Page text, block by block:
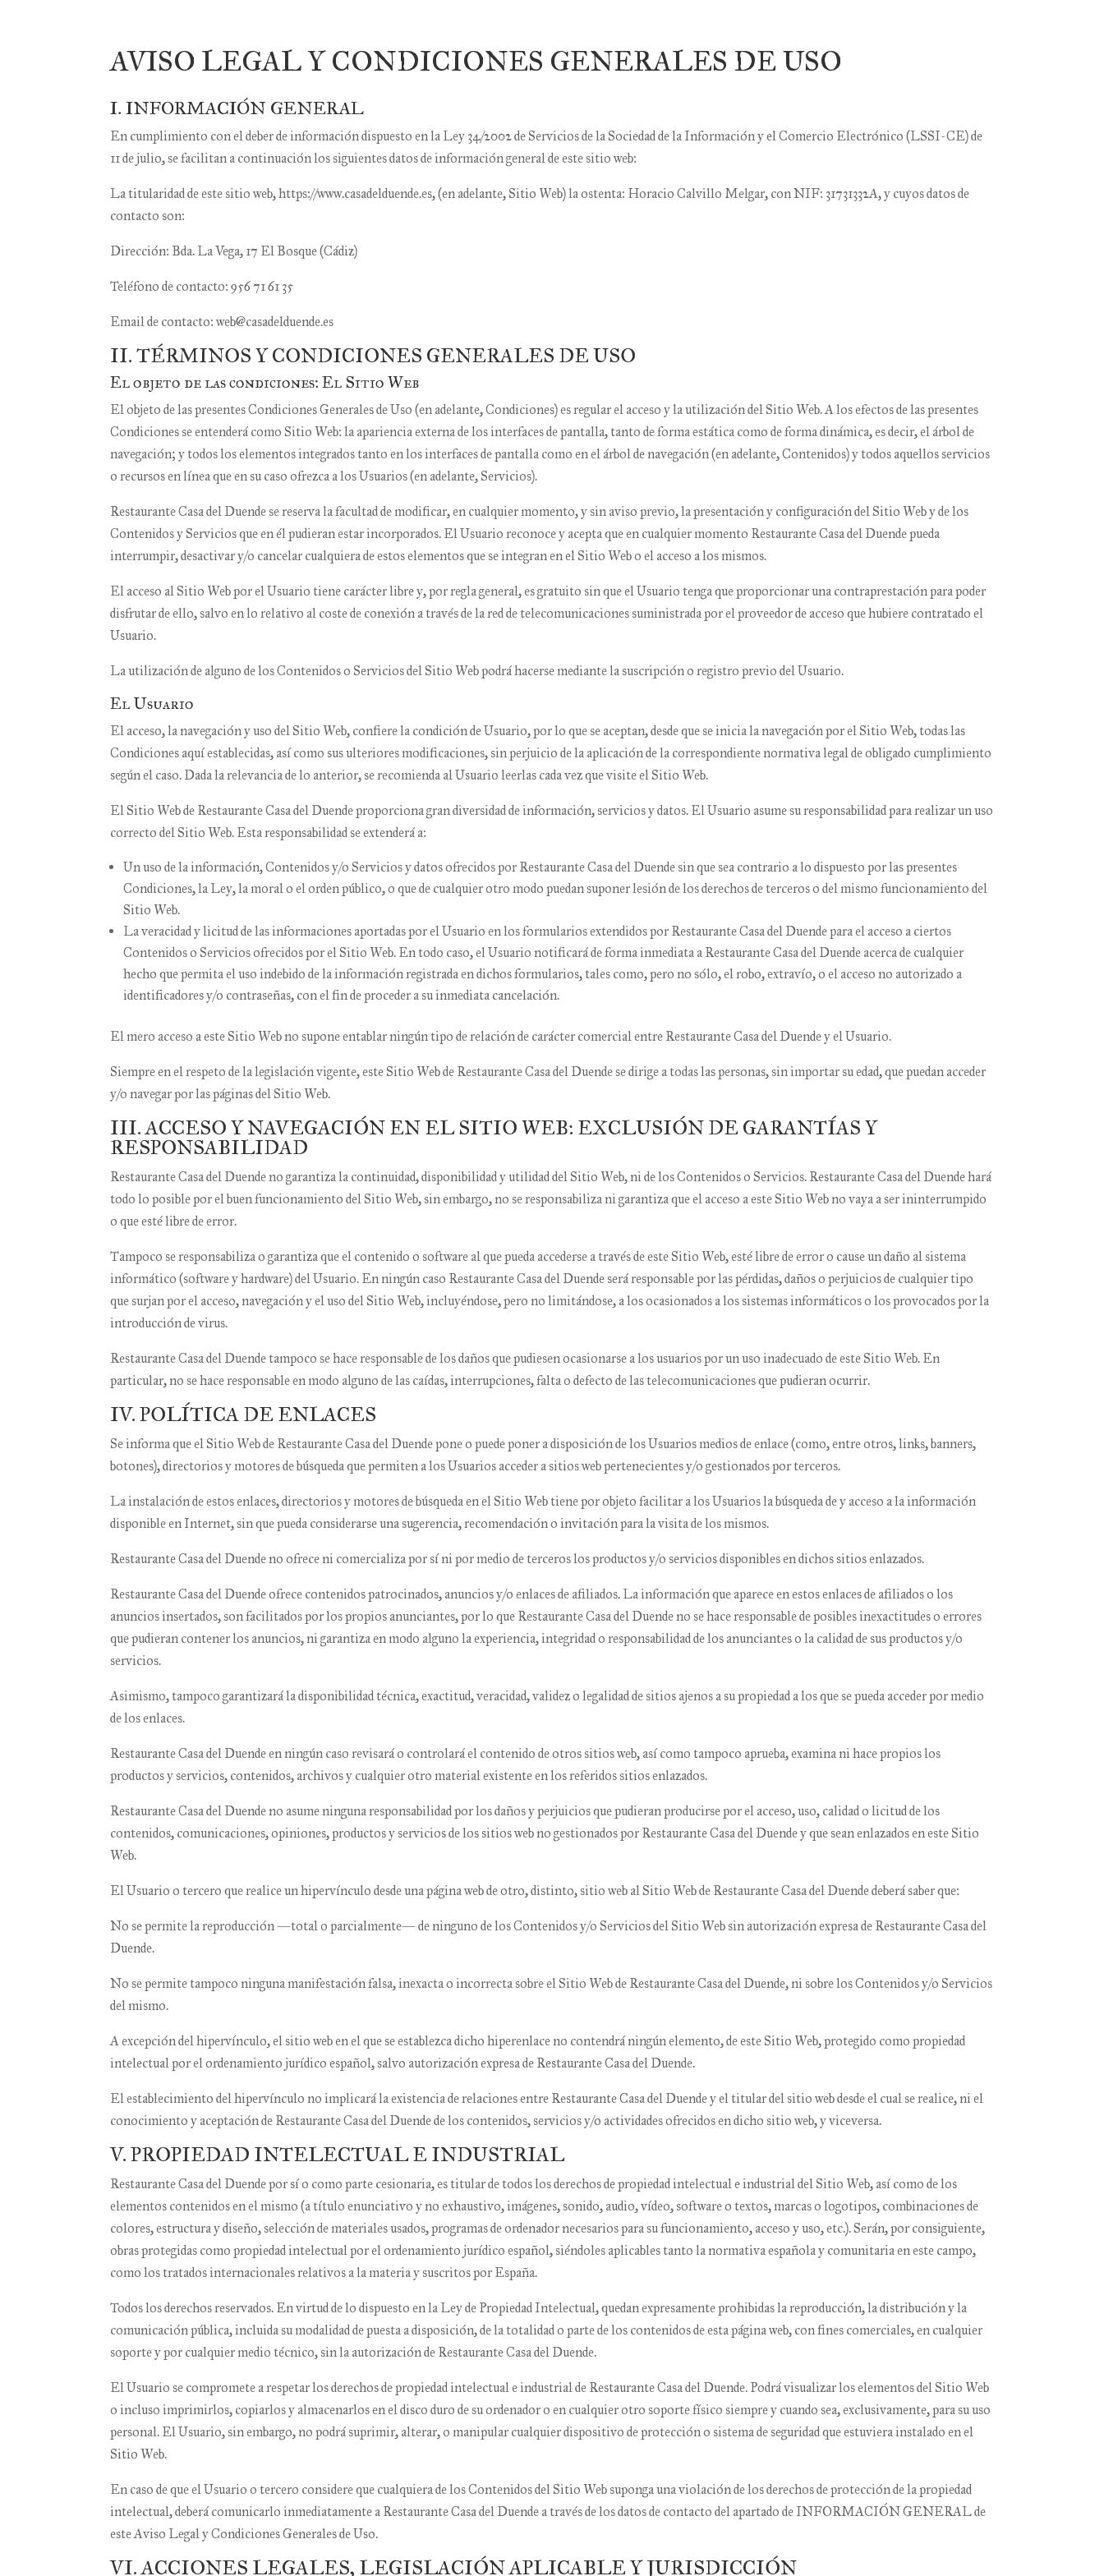
AVISO LEGAL Y CONDICIONES GENERALES DE USO
I. INFORMACIÓN GENERAL
En cumplimiento con el deber de información dispuesto en la Ley 34/2002 de Servicios de la Sociedad de la Información y el Comercio Electrónico (LSSI-CE) de
11 de julio, se facilitan a continuación los siguientes datos de información general de este sitio web:
La titularidad de este sitio web,https://www.casadelduende.es, (en adelante, Sitio Web) la ostenta: Horacio Calvillo Melgar, con NIF: 31731332A, y cuyos datos de
contacto son:
Dirección:Bda. La Vega, 17 El Bosque (Cádiz)
Teléfono de contacto:956 71 61 35
Email de contacto:web@casadelduende.es
II. TÉRMINOS Y CONDICIONES GENERALES DE USO
El objeto de las condiciones: El Sitio Web
El objeto de las presentes Condiciones Generales de Uso (en adelante, Condiciones) es regular el acceso y la utilización del Sitio Web. A los efectos de las presentes
Condiciones se entenderá como Sitio Web: la apariencia externa de los interfaces de pantalla, tanto de forma estática como de forma dinámica, es decir, el árbol de
navegación; y todos los elementos integrados tanto en los interfaces de pantalla como en el árbol de navegación (en adelante, Contenidos) y todos aquellos servicios
o recursos en línea que en su caso ofrezca a los Usuarios (en adelante, Servicios).
Restaurante Casa del Duende se reserva la facultad de modificar, en cualquier momento, y sin aviso previo, la presentación y configuración del Sitio Web y de los
Contenidos y Servicios que en él pudieran estar incorporados. El Usuario reconoce y acepta que en cualquier momento Restaurante Casa del Duendepueda
interrumpir, desactivar y/o cancelar cualquiera de estos elementos que se integran en el Sitio Web o el acceso a los mismos.
El acceso al Sitio Web por el Usuario tiene carácter libre y, por regla general, es gratuito sin que el Usuario tenga que proporcionar una contraprestación para poder
disfrutar de ello, salvo en lo relativo al coste de conexión a través de la red de telecomunicaciones suministrada por el proveedor de acceso que hubiere contratado el
Usuario.
La utilización de alguno de los Contenidos o Servicios del Sitio Web podrá hacerse mediante la suscripción o registro previo del Usuario.
El Usuario
El acceso, la navegación y uso del Sitio Web, confiere la condición de Usuario, por lo que se aceptan, desde que se inicia la navegación por el Sitio Web, todas las
Condiciones aquí establecidas, así como sus ulteriores modificaciones, sin perjuicio de la aplicación de la correspondiente normativa legal de obligado cumplimiento
según el caso. Dada la relevancia de lo anterior, se recomienda al Usuario leerlas cada vez que visite el Sitio Web.
El Sitio Web de Restaurante Casa del Duendeproporciona gran diversidad de información, servicios y datos. El Usuario asume su responsabilidad para realizar un uso
correcto del Sitio Web. Esta responsabilidad se extenderá a:
Un uso de la información, Contenidos y/o Servicios y datos ofrecidos por Restaurante Casa del Duende sin que sea contrario a lo dispuesto por las presentes
Condiciones, la Ley, la moral o el orden público, o que de cualquier otro modo puedan suponer lesión de los derechos de terceros o del mismo funcionamiento del
Sitio Web.
La veracidad y licitud de las informaciones aportadas por el Usuario en los formularios extendidos por Restaurante Casa del Duendepara el acceso a ciertos
Contenidos o Servicios ofrecidos por el Sitio Web. En todo caso, el Usuario notificará de forma inmediata a Restaurante Casa del Duende acerca de cualquier
hecho que permita el uso indebido de la información registrada en dichos formularios, tales como, pero no sólo, el robo, extravío, o el acceso no autorizado a
identificadores y/o contraseñas, con el fin de proceder a su inmediata cancelación.
El mero acceso a este Sitio Web no supone entablar ningún tipo de relación de carácter comercial entre Restaurante Casa del Duendey el Usuario.
Siempre en el respeto de la legislación vigente, este Sitio Web de Restaurante Casa del Duende se dirige a todas las personas, sin importar su edad, que puedan acceder
y/o navegar por las páginas del Sitio Web.
III. ACCESO Y NAVEGACIÓN EN EL SITIO WEB: EXCLUSIÓN DE GARANTÍAS Y
RESPONSABILIDAD
Restaurante Casa del Duendeno garantiza la continuidad, disponibilidad y utilidad del Sitio Web, ni de los Contenidos o Servicios. Restaurante Casa del Duendehará
todo lo posible por el buen funcionamiento del Sitio Web, sin embargo, no se responsabiliza ni garantiza que el acceso a este Sitio Web no vaya a ser ininterrumpido
o que esté libre de error.
Tampoco se responsabiliza o garantiza que el contenido o software al que pueda accederse a través de este Sitio Web, esté libre de error o cause un daño al sistema
informático (software y hardware) del Usuario. En ningún caso Restaurante Casa del Duende será responsable por las pérdidas, daños o perjuicios de cualquier tipo
que surjan por el acceso, navegación y el uso del Sitio Web, incluyéndose, pero no limitándose, a los ocasionados a los sistemas informáticos o los provocados por la
introducción de virus.
Restaurante Casa del Duende tampoco se hace responsable de los daños que pudiesen ocasionarse a los usuarios por un uso inadecuado de este Sitio Web. En
particular, no se hace responsable en modo alguno de las caídas, interrupciones, falta o defecto de las telecomunicaciones que pudieran ocurrir.
IV. POLÍTICA DE ENLACES
Se informa que el Sitio Web de Restaurante Casa del Duendepone o puede poner a disposición de los Usuarios medios de enlace (como, entre otros, links, banners,
botones), directorios y motores de búsqueda que permiten a los Usuarios acceder a sitios web pertenecientes y/o gestionados por terceros.
La instalación de estos enlaces, directorios y motores de búsqueda en el Sitio Web tiene por objeto facilitar a los Usuarios la búsqueda de y acceso a la información
disponible en Internet, sin que pueda considerarse una sugerencia, recomendación o invitación para la visita de los mismos.
Restaurante Casa del Duendeno ofrece ni comercializa por sí ni por medio de terceros los productos y/o servicios disponibles en dichos sitios enlazados.
Restaurante Casa del Duendeofrece contenidos patrocinados, anuncios y/o enlaces de afiliados. La información que aparece en estos enlaces de afiliados o los
anuncios insertados, son facilitados por los propios anunciantes, por lo que Restaurante Casa del Duendeno se hace responsable de posibles inexactitudes o errores
que pudieran contener los anuncios, ni garantiza en modo alguno la experiencia, integridad o responsabilidad de los anunciantes o la calidad de sus productos y/o
servicios.
Asimismo, tampoco garantizará la disponibilidad técnica, exactitud, veracidad, validez o legalidad de sitios ajenos a su propiedad a los que se pueda acceder por medio
de los enlaces.
Restaurante Casa del Duendeen ningún caso revisará o controlará el contenido de otros sitios web, así como tampoco aprueba, examina ni hace propios los
productos y servicios, contenidos, archivos y cualquier otro material existente en los referidos sitios enlazados.
Restaurante Casa del Duendeno asume ninguna responsabilidad por los daños y perjuicios que pudieran producirse por el acceso, uso, calidad o licitud de los
contenidos, comunicaciones, opiniones, productos y servicios de los sitios web no gestionados por Restaurante Casa del Duendey que sean enlazados en este Sitio
Web.
El Usuario o tercero que realice un hipervínculo desde una página web de otro, distinto, sitio web al Sitio Web de Restaurante Casa del Duendedeberá saber que:
No se permite la reproducción —total o parcialmente— de ninguno de los Contenidos y/o Servicios del Sitio Web sin autorización expresa de Restaurante Casa del
Duende.
No se permite tampoco ninguna manifestación falsa, inexacta o incorrecta sobre el Sitio Web de Restaurante Casa del Duende, ni sobre los Contenidos y/o Servicios
del mismo.
A excepción del hipervínculo, el sitio web en el que se establezca dicho hiperenlace no contendrá ningún elemento, de este Sitio Web, protegido como propiedad
intelectual por el ordenamiento jurídico español, salvo autorización expresa de Restaurante Casa del Duende.
El establecimiento del hipervínculo no implicará la existencia de relaciones entre Restaurante Casa del Duendey el titular del sitio web desde el cual se realice, ni el
conocimiento y aceptación de Restaurante Casa del Duendede los contenidos, servicios y/o actividades ofrecidos en dicho sitio web, y viceversa.
V. PROPIEDAD INTELECTUAL E INDUSTRIAL
Restaurante Casa del Duendepor sí o como parte cesionaria, es titular de todos los derechos de propiedad intelectual e industrial del Sitio Web, así como de los
elementos contenidos en el mismo (a título enunciativo y no exhaustivo, imágenes, sonido, audio, vídeo, software o textos, marcas o logotipos, combinaciones de
colores, estructura y diseño, selección de materiales usados, programas de ordenador necesarios para su funcionamiento, acceso y uso, etc.). Serán, por consiguiente,
obras protegidas como propiedad intelectual por el ordenamiento jurídico español, siéndoles aplicables tanto la normativa española y comunitaria en este campo,
como los tratados internacionales relativos a la materia y suscritos por España.
Todos los derechos reservados. En virtud de lo dispuesto en la Ley de Propiedad Intelectual, quedan expresamente prohibidas la reproducción, la distribución y la
comunicación pública, incluida su modalidad de puesta a disposición, de la totalidad o parte de los contenidos de esta página web, con fines comerciales, en cualquier
soporte y por cualquier medio técnico, sin la autorización de Restaurante Casa del Duende.
El Usuario se compromete a respetar los derechos de propiedad intelectual e industrial de Restaurante Casa del Duende. Podrá visualizar los elementos del Sitio Web
o incluso imprimirlos, copiarlos y almacenarlos en el disco duro de su ordenador o en cualquier otro soporte físico siempre y cuando sea, exclusivamente, para su uso
personal. El Usuario, sin embargo, no podrá suprimir, alterar, o manipular cualquier dispositivo de protección o sistema de seguridad que estuviera instalado en el
Sitio Web.
En caso de que el Usuario o tercero considere que cualquiera de los Contenidos del Sitio Web suponga una violación de los derechos de protección de la propiedad
intelectual, deberá comunicarlo inmediatamente a Restaurante Casa del Duende a través de los datos de contacto del apartado de INFORMACIÓN GENERAL de
este Aviso Legal y Condiciones Generales de Uso.
VI. ACCIONES LEGALES, LEGISLACIÓN APLICABLE Y JURISDICCIÓN